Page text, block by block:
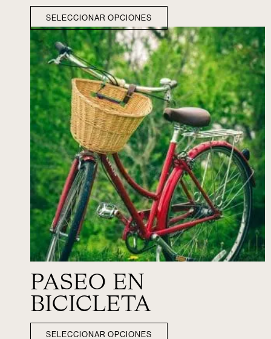
SELECCIONAR OPCIONES
PASEO EN
BICICLETA
SELECCIONAR OPCIONES